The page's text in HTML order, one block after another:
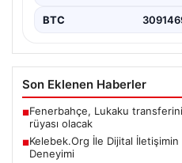
BTC
Son Eklenen Haberler
■Fenerbahçe, Lukaku
rüyası olacak
■Kelebek.Org İle Dijital
Deneyimi